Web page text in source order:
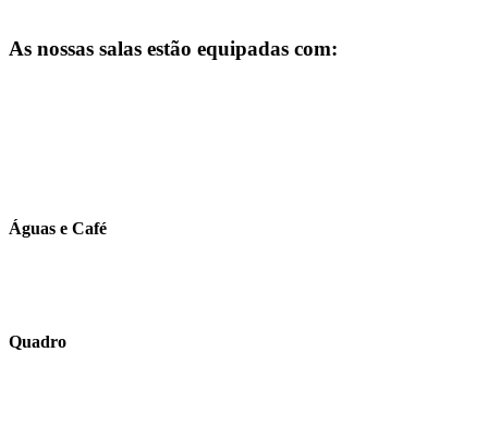
As nossas salas estão equipadas com:
Águas e Café
Quadro